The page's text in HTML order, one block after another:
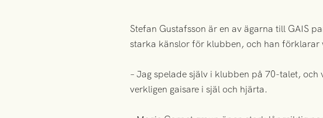
Stefan Gustafsson är en av ägarna till GAIS
starka känslor för klubben, och han
– Jag spelade själv i klubben på 70-talet,
verkligen gaisare i själ och hjärta.